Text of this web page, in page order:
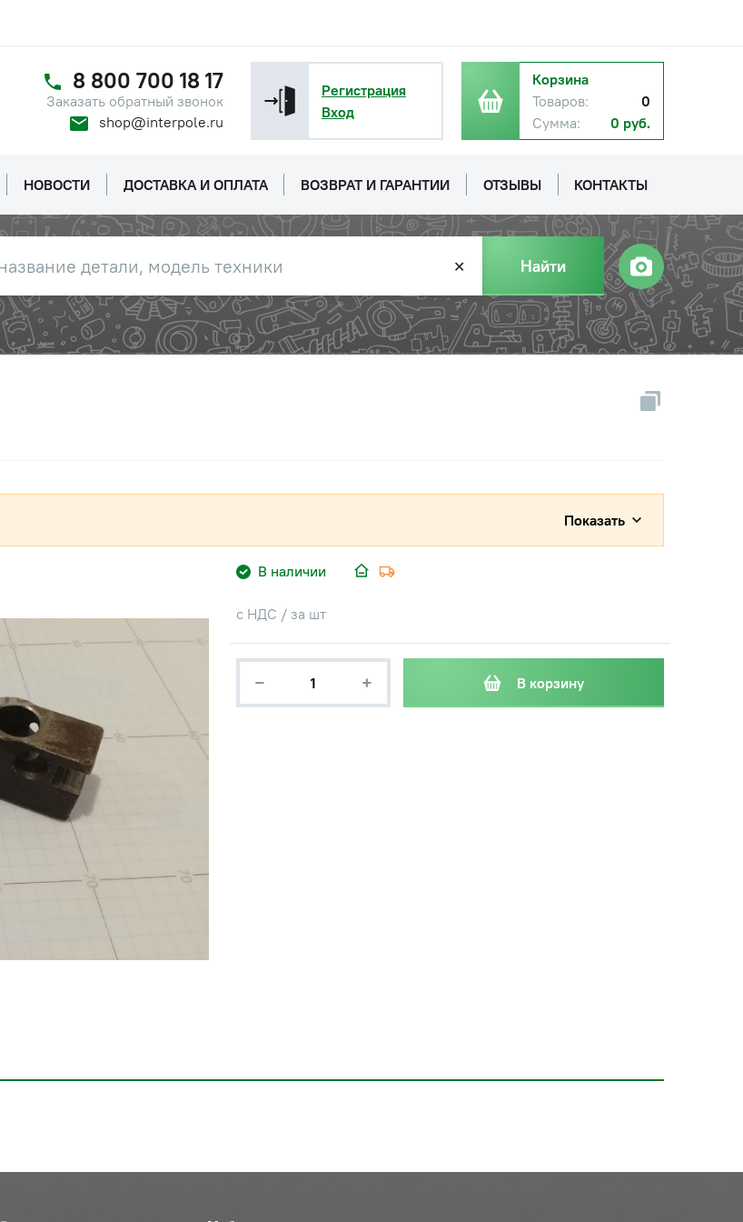
8 800 700 18 17
Заказать обратный звонок
shop@interpole.ru
Регистрация
Вход
Корзина
Товаров:
0
Сумма:
0 руб.
НОВОСТИ ДОСТАВКА И ОПЛАТА ВОЗВРАТ И ГАРАНТИИ ОТЗЫВЫ КОНТАКТЫ
✕ Найти
В наличии
с НДС / за шт
− + В корзину
Показать